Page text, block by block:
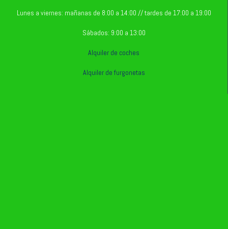
Lunes a viernes: mañanas de 8:00 a 14:00 // tardes de 17:00 a 19:00
Sábados: 9:00 a 13:00
Alquiler de coches
Alquiler de furgonetas